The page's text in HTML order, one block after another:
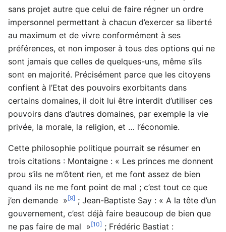
sans projet autre que celui de faire régner un ordre
impersonnel permettant à chacun d’exercer sa liberté
au maximum et de vivre conformément à ses
préférences, et non imposer à tous des options qui ne
sont jamais que celles de quelques-uns, même s’ils
sont en majorité. Précisément parce que les citoyens
confient à l’Etat des pouvoirs exorbitants dans
certains domaines, il doit lui être interdit d’utiliser ces
pouvoirs dans d’autres domaines, par exemple la vie
privée, la morale, la religion, et … l’économie.
Cette philosophie politique pourrait se résumer en
trois citations : Montaigne : « Les princes me donnent
prou s’ils ne m’ôtent rien, et me font assez de bien
quand ils ne me font point de mal ; c’est tout ce que
j’en demande »[9] ; Jean-Baptiste Say : « A la tête d’un
gouvernement, c’est déjà faire beaucoup de bien que
ne pas faire de mal »[10] ; Frédéric Bastiat :